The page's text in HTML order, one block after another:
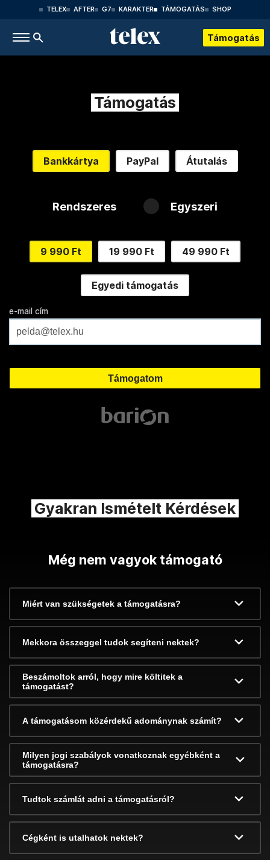
TELEX AFTER G7 KARAKTER TÁMOGATÁS SHOP
Támogatás
Támogatás
Bankkártya PayPal Átutalás
Rendszeres Egyszeri
9 990 Ft 19 990 Ft 49 990 Ft
Egyedi támogatás
e-mail cím
Gyakran Ismételt Kérdések
Még nem vagyok támogató
Miért van szükségetek a támogatásra?
Mekkora összeggel tudok segíteni nektek?
Beszámoltok arról, hogy mire költitek a
támogatást?
A támogatásom közérdekű adománynak számít?
Milyen jogi szabályok vonatkoznak egyébként a
támogatásra?
Tudtok számlát adni a támogatásról?
Cégként is utalhatok nektek?